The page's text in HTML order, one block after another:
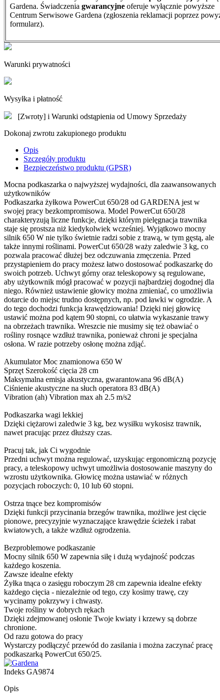
Gardena. Świadczenia gwarancyjne oferuje wyłącznie powyższe
Centrum Serwisowe Gardena (zgłoszenia reklamacji poprzez
formularz).
Warunki prywatności
Wysyłka i płatność
[Zwroty] i Warunki odstąpienia od Umowy Sprzedaży
Dokonaj zwrotu zakupionego produktu
Opis
Szczegóły produktu
Bezpieczeństwo produktu (GPSR)
Mocna podkaszarka o najwyższej wydajności, dla zaawansowanych
użytkowników
Podkaszarka żyłkowa PowerCut 650/28 od GARDENA jest w
swojej pracy bezkompromisowa. Model PowerCut 650/28
charakteryzują liczne funkcje, dzięki którym pielęgnacja trawnika
staje się prostsza niż kiedykolwiek wcześniej. Wyjątkowo mocny
silnik 650 W nie tylko świetnie radzi sobie z trawą, w tym gęstą, ale
także innymi roślinami. PowerCut 650/28 waży zaledwie 3 kg, co
pozwala pracować dłużej bez odczuwania zmęczenia. Przed
przystąpieniem do pracy możesz łatwo dostosować podkaszarkę do
swoich potrzeb. Uchwyt górny oraz teleskopowy są regulowane,
aby użytkownik mógł pracować w pozycji najbardziej dogodnej dla
niego. Również ustawienie głowicy można zmieniać, co umożliwia
dotarcie do miejsc trudno dostępnych, np. pod ławki w ogrodzie. A
do tego dochodzi funkcja krawędziowania! Dzięki niej głowicę
ustawić można pod kątem 90 stopni, co ułatwia wykaszanie trawy
na obrzeżach trawnika. Wreszcie nie musimy się też obawiać o
rośliny rosnące wzdłuż trawnika, ponieważ chroni je specjalna
osłona. W razie potrzeby osłonę można zdjąć.
Akumulator Moc znamionowa 650 W
Sprzęt Szerokość cięcia 28 cm
Maksymalna emisja akustyczna, gwarantowana 96 dB(A)
Ciśnienie akustyczne na słuch operatora 83 dB(A)
Vibration (ah) Vibration max ah 2.5 m/s2
Podkaszarka wagi lekkiej
Dzięki ciężarowi zaledwie 3 kg, bez wysiłku wykosisz trawnik,
nawet pracując przez dłuższy czas.
Pracuj tak, jak Ci wygodnie
Przedni uchwyt można regulować, uzyskując ergonomiczną pozycję
pracy, a teleskopowy uchwyt umożliwia dostosowanie maszyny do
wzrostu użytkownika. Głowicę można ustawiać w różnych
pozycjach roboczych: 0, 10 lub 60 stopni.
Ostrza tnące bez kompromisów
Dzięki funkcji przycinania brzegów trawnika, możliwe jest cięcie
pionowe, precyzyjnie wyznaczające krawędzie ścieżek i rabat
kwiatowych, a także wzdłuż ogrodzenia.
Bezproblemowe podkaszanie
Mocny silnik 650 W zapewnia siłę i dużą wydajność podczas
każdego koszenia.
Zawsze idealne efekty
Żyłka tnąca o zasięgu roboczym 28 cm zapewnia idealne efekty
każdego cięcia - niezależnie od tego, czy kosimy trawę, czy
wycinamy pokrzywy i chwasty.
Twoje rośliny w dobrych rękach
Dzięki zdejmowanej osłonie Twoje kwiaty i krzewy są dobrze
chronione.
Od razu gotowa do pracy
Wystarczy podłączyć przewód do zasilania i można zaczynać pracę
podkaszarką PowerCut 650/25.
Indeks GA9874
Opis